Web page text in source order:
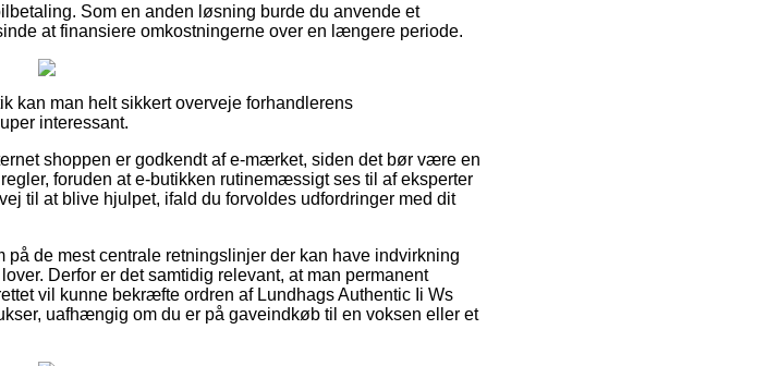
Som en anden løsning burde du anvende et
at finansiere omkostningerne over en længere periode.
kan man helt sikkert overveje forhandlerens
interessant.
shoppen er godkendt af e-mærket, siden det bør være en
foruden at e-butikken rutinemæssigt ses til af eksperter
til at blive hjulpet, ifald du forvoldes udfordringer med dit
de mest centrale retningslinjer der kan have indvirkning
Derfor er det samtidig relevant, at man permanent
vil kunne bekræfte ordren af Lundhags Authentic Ii Ws
uafhængig om du er på gaveindkøb til en voksen eller et